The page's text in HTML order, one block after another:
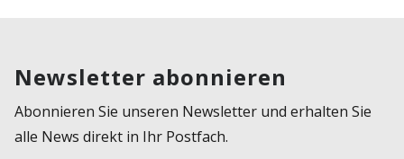
Newsletter abonnieren
Abonnieren Sie unseren Newsletter und erhalten Sie
alle News direkt in Ihr Postfach.